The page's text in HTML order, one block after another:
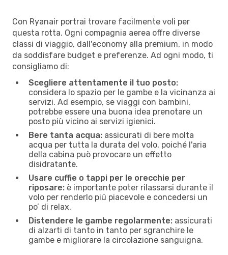
Con Ryanair portrai trovare facilmente voli per
questa rotta. Ogni compagnia aerea offre diverse
classi di viaggio, dall'economy alla premium, in modo
da soddisfare budget e preferenze. Ad ogni modo, ti
consigliamo di:
Scegliere attentamente il tuo posto:
considera lo spazio per le gambe e la vicinanza ai
servizi. Ad esempio, se viaggi con bambini,
potrebbe essere una buona idea prenotare un
posto più vicino ai servizi igienici.
Bere tanta acqua: assicurati di bere molta
acqua per tutta la durata del volo, poiché l'aria
della cabina può provocare un effetto
disidratante.
Usare cuffie o tappi per le orecchie per
riposare: è importante poter rilassarsi durante il
volo per renderlo piú piacevole e concedersi un
po’ di relax.
Distendere le gambe regolarmente: assicurati
di alzarti di tanto in tanto per sgranchire le
gambe e migliorare la circolazione sanguigna.